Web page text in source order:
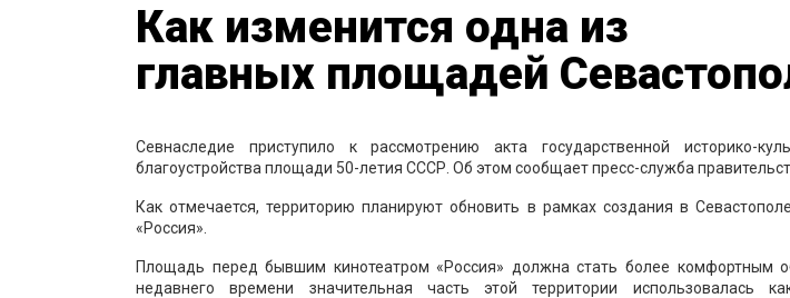
Как изменится одна из
главных площадей
Севнаследие приступило к рассмотрению акта государственной историко-
благоустройства площади 50-летия СССР. Об этом сообщает пресс-служба
Как отмечается, территорию планируют обновить в рамках создания в
«Россия».
Площадь перед бывшим кинотеатром «Россия» должна стать более комфортным
недавнего времени значительная часть этой территории использовалась